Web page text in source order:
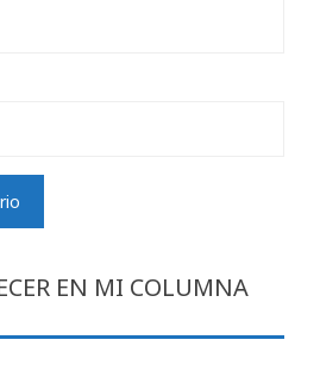
EN MI COLUMNA